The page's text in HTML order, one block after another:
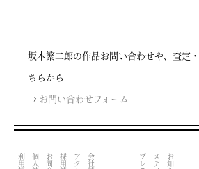
坂本繁二郎の作品お問い合わせや、査定
ちらから
→ お問い合わせフォーム